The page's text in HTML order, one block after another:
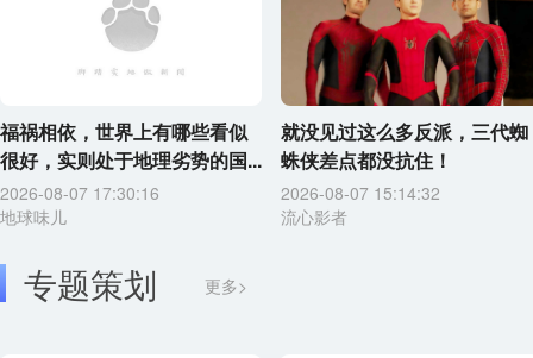
福祸相依，世界上有哪些看似
很好，实则处于地理劣势的国...
2026-08-07 17:30:16
地球味儿
就没见过这么多反派，三代蜘
蛛侠差点都没抗住！
2026-08-07 15:14:32
流心影者
专题策划 更多>